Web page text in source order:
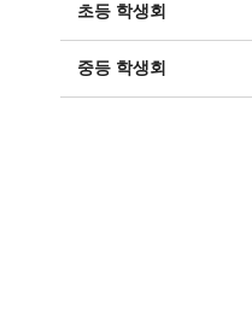
초등 학생회
중등 학생회